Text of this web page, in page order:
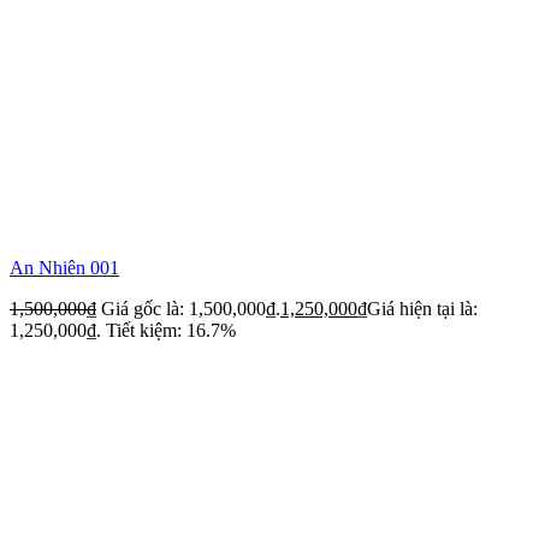
An Nhiên 001
1,500,000₫ Giá gốc là: 1,500,000₫.1,250,000₫Giá hiện tại là:
1,250,000₫. Tiết kiệm: 16.7%